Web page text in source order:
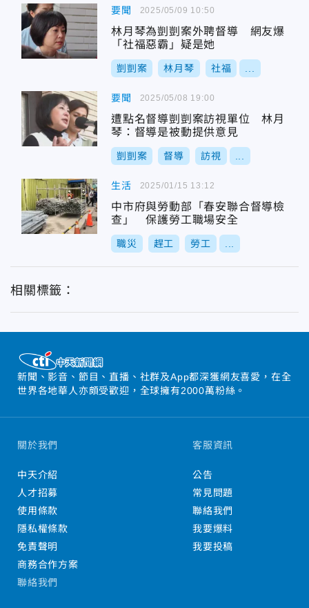
要聞
林月琴為剴剴案外聘督導 網友爆
「社福惡霸」疑是她
剴剴案 林月琴 社福
2025/05/09 10:50
要聞
遭點名督導剴剴案訪視單位 林月
琴：督導是被動提供意見
剴剴案 督導 訪視
2025/05/08 19:00
生活
中市府與勞動部「春安聯合督導檢
查」 保護勞工職場安全
職災 趕工 勞工
2025/01/15 13:12
相關標籤：
新聞、影音、節目、直播、社群及App都深獲網友喜愛，在全
世界各地華人亦頗受歡迎，全球擁有2000萬粉絲。
關於我們
中天介紹
人才招募
使用條款
隱私權條款
免責聲明
商務合作方案
客服資訊
公告
常見問題
聯絡我們
我要爆料
我要投稿
聯絡我們